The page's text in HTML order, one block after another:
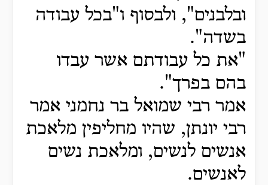
ובלבנים", ולבסוף ו"בכל עבודה
בשדה".
"את כל עבודתם אשר עבדו
בהם בפרך".
אמר רבי שמואל בר נחמני אמר
רבי יונתן, שהיו מחליפין מלאכת
אנשים לנשים, ומלאכת נשים
לאנשים.